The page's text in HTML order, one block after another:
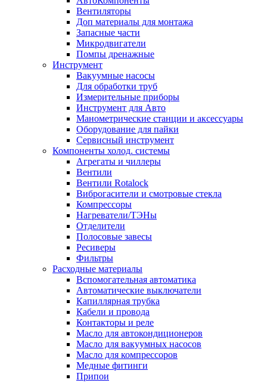
Вентиляторы
Доп материалы для монтажа
Запасные части
Микродвигатели
Помпы дренажные
Инструмент
Вакуумные насосы
Для обработки труб
Измерительные приборы
Инструмент для Авто
Манометрические станции и аксессуары
Оборудование для пайки
Сервисный инструмент
Компоненты холод. системы
Агрегаты и чиллеры
Вентили
Вентили Rotalock
Виброгасители и смотровые стекла
Компрессоры
Нагреватели/ТЭНы
Отделители
Полосовые завесы
Ресиверы
Фильтры
Расходные материалы
Вспомогательная автоматика
Автоматические выключатели
Капиллярная трубка
Кабели и провода
Контакторы и реле
Масло для автокондиционеров
Масло для вакуумных насосов
Масло для компрессоров
Медные фитинги
Припои